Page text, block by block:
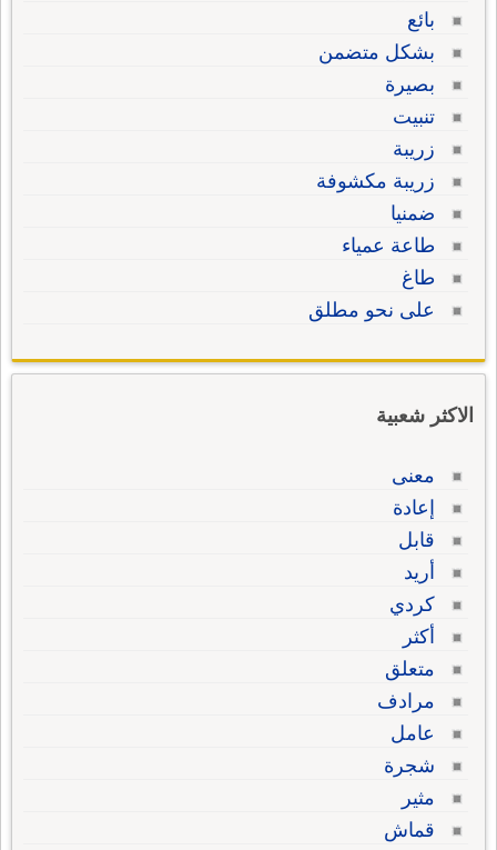
بائع
بشكل متضمن
بصيرة
تنبيت
زريبة
زريبة مكشوفة
ضمنيا
طاعة عمياء
طاغ
على نحو مطلق
الاكثر شعبية
معنى
إعادة
قابل
أريد
كردي
أكثر
متعلق
مرادف
عامل
شجرة
مثير
قماش